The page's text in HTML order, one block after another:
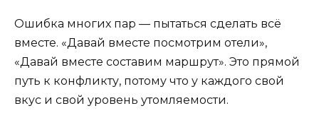
Ошибка многих пар — пытаться сделать всё
вместе. «Давай вместе посмотрим отели»,
«Давай вместе составим маршрут». Это прямой
путь к конфликту, потому что у каждого свой
вкус и свой уровень утомляемости.